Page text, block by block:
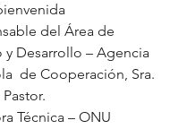
del Área de
y Desarrollo – Agencia
de Cooperación, Sra.
Pastor.
Técnica – ONU